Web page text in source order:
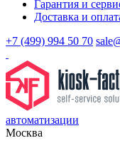
Гарантия и
Доставка и
+7 (499) 994 50 70
автоматизации
Москва